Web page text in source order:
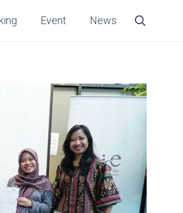
Event News